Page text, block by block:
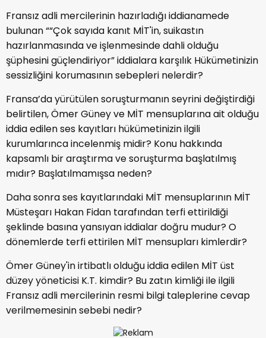
Fransız adli mercilerinin hazırladığı iddianamede
bulunan ““Çok sayıda kanıt MİT'in, suikastın
hazırlanmasında ve işlenmesinde dahli olduğu
şüphesini güçlendiriyor” iddialara karşılık Hükümetinizin
sessizliğini korumasının sebepleri nelerdir?
Fransa’da yürütülen soruşturmanın seyrini değiştirdiği
belirtilen, Ömer Güney ve MİT mensuplarına ait olduğu
iddia edilen ses kayıtları hükümetinizin ilgili
kurumlarınca incelenmiş midir? Konu hakkında
kapsamlı bir araştırma ve soruşturma başlatılmış
mıdır? Başlatılmamışsa neden?
Daha sonra ses kayıtlarındaki MİT mensuplarının MİT
Müsteşarı Hakan Fidan tarafından terfi ettirildiği
şeklinde basına yansıyan iddialar doğru mudur? O
dönemlerde terfi ettirilen MİT mensupları kimlerdir?
Ömer Güney'in irtibatlı olduğu iddia edilen MİT üst
düzey yöneticisi K.T. kimdir? Bu zatın kimliği ile ilgili
Fransız adli mercilerinin resmi bilgi taleplerine cevap
verilmemesinin sebebi nedir?